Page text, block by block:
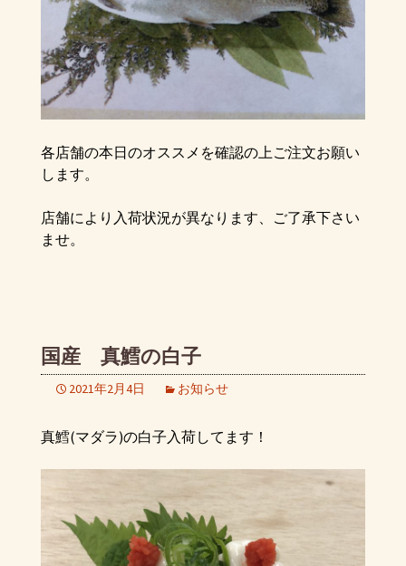
各店舗の本日のオススメを確認の上ご注文お願い
します。
店舗により入荷状況が異なります、ご了承下さい
ませ。
国産 真鱈の白子
2021年2月4日 お知らせ
真鱈(マダラ)の白子入荷してます！